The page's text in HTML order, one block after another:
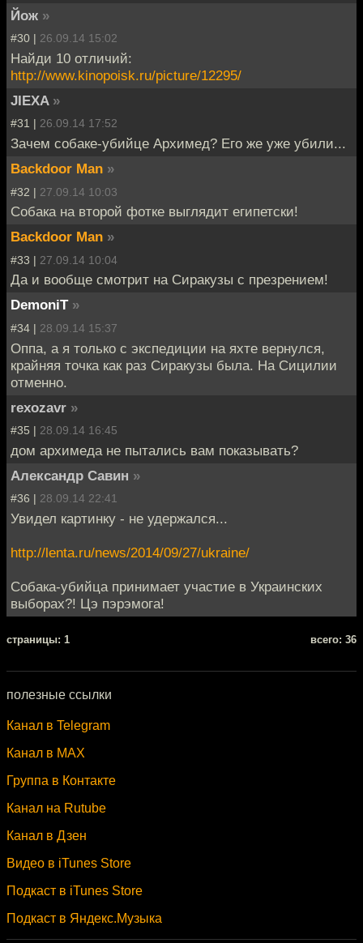
Йож »
#30 | 26.09.14 15:02
Найди 10 отличий:
http://www.kinopoisk.ru/picture/12295/
JIEXA »
#31 | 26.09.14 17:52
Зачем собаке-убийце Архимед? Его же уже убили...
Backdoor Man »
#32 | 27.09.14 10:03
Собака на второй фотке выглядит египетски!
Backdoor Man »
#33 | 27.09.14 10:04
Да и вообще смотрит на Сиракузы с презрением!
DemoniT »
#34 | 28.09.14 15:37
Оппа, а я только с экспедиции на яхте вернулся,
крайняя точка как раз Сиракузы была. На Сицилии
отменно.
rexozavr »
#35 | 28.09.14 16:45
дом архимеда не пытались вам показывать?
Александр Савин »
#36 | 28.09.14 22:41
Увидел картинку - не удержался...
http://lenta.ru/news/2014/09/27/ukraine/
Собака-убийца принимает участие в Украинских
выборах?! Цэ пэрэмога!
cтраницы: 1 всего: 36
полезные ссылки
Канал в Telegram
Канал в MAX
Группа в Контакте
Канал на Rutube
Канал в Дзен
Видео в iTunes Store
Подкаст в iTunes Store
Подкаст в Яндекс.Музыка